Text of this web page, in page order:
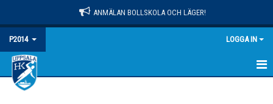
ANMÄLAN BOLLSKOLA OCH LÄGER!
P2014 LOGGA IN
HEM